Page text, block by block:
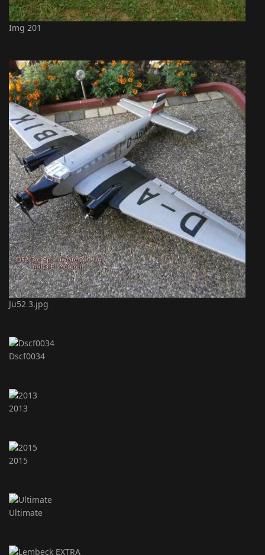
Img 201
Ju52 3.jpg
Dscf0034
2013
2015
Ultimate